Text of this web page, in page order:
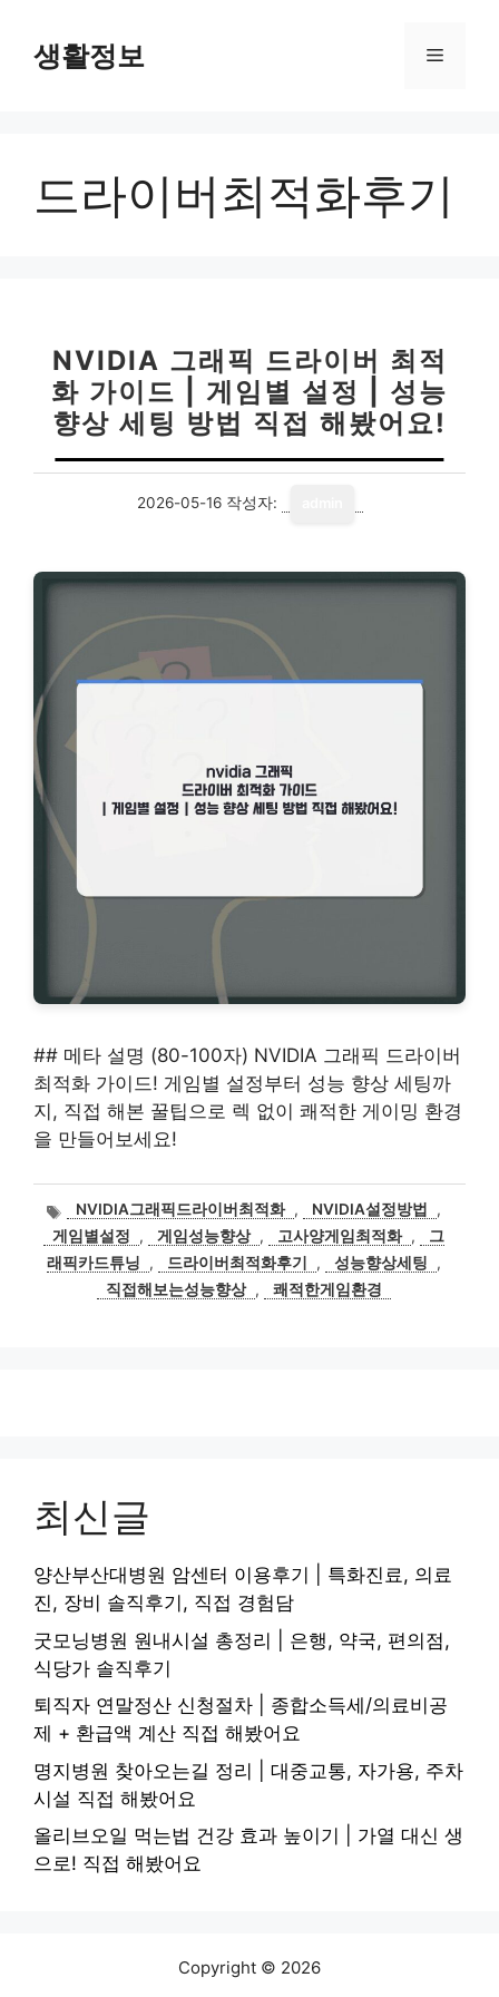
생활정보 메
드라이버최적화후기
NVIDIA 그래픽 드라이버 최적
화 가이드 | 게임별 설정 | 성능
향상 세팅 방법 직접 해봤어요!
2026-05-16 작성자:
## 메타 설명 (80-100자) NVIDIA 그래픽 드라이버
최적화 가이드! 게임별 설정부터 성능 향상 세팅까
지, 직접 해본 꿀팁으로 렉 없이 쾌적한 게이밍 환경
을 만들어보세요!
태
그
NVIDIA그래픽드라이버최적화 , NVIDIA설정방법
,
게임별설정
, 게임성능향상 , 고사양게임최적화 ,
그
래픽카드튜닝
, 드라이버최적화후기 , 성능향상세팅
,
직접해보는성능향상 , 쾌적한게임환경
최신글
양산부산대병원 암센터 이용후기 | 특화진료, 의료
진, 장비 솔직후기, 직접 경험담
굿모닝병원 원내시설 총정리 | 은행, 약국, 편의점,
식당가 솔직후기
퇴직자 연말정산 신청절차 | 종합소득세/의료비공
제 + 환급액 계산 직접 해봤어요
명지병원 찾아오는길 정리 | 대중교통, 자가용, 주차
시설 직접 해봤어요
올리브오일 먹는법 건강 효과 높이기 | 가열 대신 생
으로! 직접 해봤어요
Copyright © 2026